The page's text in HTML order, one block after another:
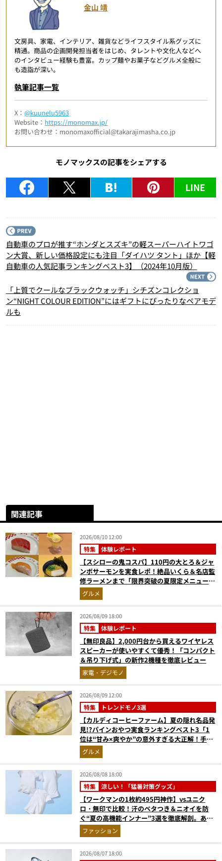
金山 靖
文房具、家電、インテリア、雑貨などライフスタイル系グッズに
精通。商品の企画開発担当者をはじめ、タレントや文化人などへ
のインタビュー経験も豊富。カップ麺やお菓子などグルメ全般に
も造詣が深い。
執筆記事一覧
X：@kuunelu5963
Website： https://monomax.jp/
お問い合わせ：monomaxofficial@takarajimasha.co.jp
モノマックスの記事をシェアする
LINE
自動車のプロが推す“ホンダとスズキ”の軽スーパーハイトワゴ
ン大賞、新しい価格設定にも注目「ダイハツ タント」ほか【軽
自動車の人気記事ランキングベスト3】（2024年10月版）
「上質でクールなブラックウォッチ」シチズンコレクショ
ン“NIGHT COLOUR EDITION”にはギフトにぴったりなペアモデ
ルも
関連記事
2026/08/10 12:00
特集 体験レポート
【スシローの鬼コスパ】110円の大とろ＆ジャ
ンボサーモンを実食レポ！絶品いくら＆名店監
修ラーメンまで「限界突破の夏限定メニュー」
12品
グルメ
2026/08/09 18:00
特集 体験レポート
【無印良品】2,000円台から買えるワイヤレス
スピーカーが使いやすくて優秀！「コンパクト
＆吊り下げ式」の新作2機種を徹底レビュー
家電・デジモノ
2026/08/09 12:00
特集 トレンドモノ3選
【カルディコーヒーファーム】夏の隠れ名品発
見!?パインおやつ実食ランキングベスト3「1
位は“甘み×爽やか”の意外すぎる大正解！手が
止まらない『かりんとう』」
グルメ
2026/08/08 18:00
特集 涼しい！「猛暑対策グッズ」
【ワークマンの1枚約495円神作】vsユニク
ロ・無印で比較！汗のベタつき＆ニオイを防
ぐ“夏の高機能インナー”3選を徹底解剖。あな
たに最適な1着は？
ファッション
2026/08/07 18:00